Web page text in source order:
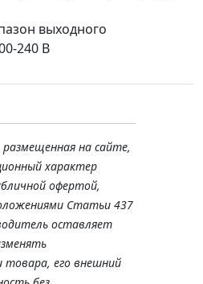
выходного
240 В
на сайте,
характер
офертой,
Статьи 437
оставляет
товара, его внешний